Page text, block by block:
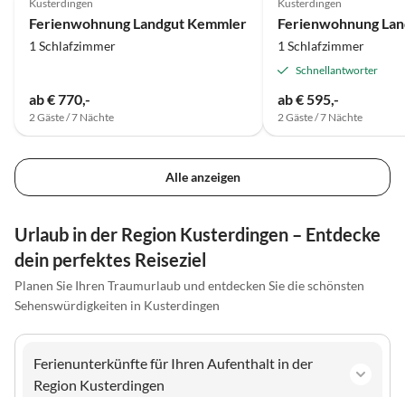
Stuttgart eine schöne und
gleichzeitig nette Hofgut-Location
sucht, ist hier goldrichtig !
Kusterdingen
Ferienwohnung Landgut Kemmler
1 Schlafzimmer
ab € 770,-
2 Gäste / 7 Nächte
Kusterdingen
1 Schlafzimmer
Schnellantworter
ab € 595,-
2 Gäste / 7 Nächte
Alle anzeigen
Urlaub in der Region Kusterdingen – Entdecke
dein perfektes Reiseziel
Planen Sie Ihren Traumurlaub und entdecken Sie die schönsten
Sehenswürdigkeiten in Kusterdingen
Ferienunterkünfte für Ihren Aufenthalt in der
Region Kusterdingen